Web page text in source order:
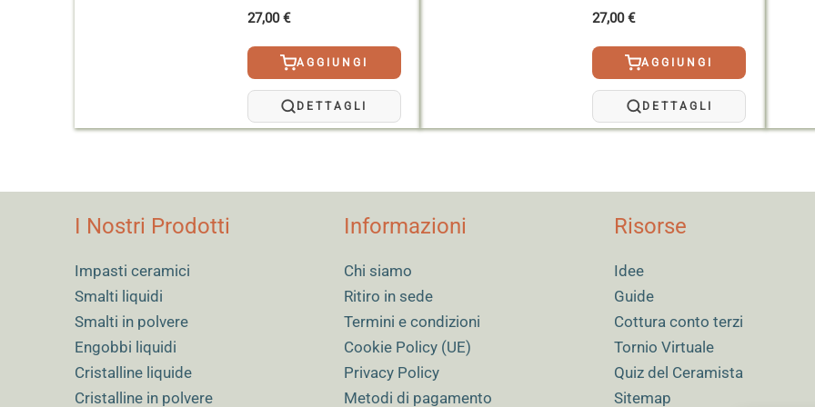
Evitare di posizionare i cristalli nel terzo inferiore di un pezzo verticale, poiché potrebbero aumentare
I cristalli tendono a colare più della base: mentre lo smalto è ancora bagnato, è possibile utilizzare un
Un’applicazione eccessiva può causare colature o la formazione di piccoli fori.
27,00€
AGGIUNGI
DETTAGLI
27,00€
AGGIUNGI
DETTAGLI
I Nostri Prodotti
Impasti ceramici
Smalti liquidi
Smalti in polvere
Engobbi liquidi
Cristalline liquide
Cristalline in polvere
Informazioni
Chi siamo
Ritiro in sede
Termini e condizioni
Cookie Policy (UE)
Privacy Policy
Metodi di pagamento
Risorse
Idee
Guide
Cottura conto terzi
Tornio Virtuale
Quiz del Ceramista
Sitemap